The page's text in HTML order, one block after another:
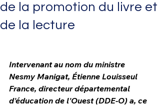
de la promotion du livre et
de la lecture
Intervenant au nom du ministre
Nesmy Manigat, Étienne Louisseul
France, directeur départemental
d'éducation de l'Ouest (DDE-O) a, ce